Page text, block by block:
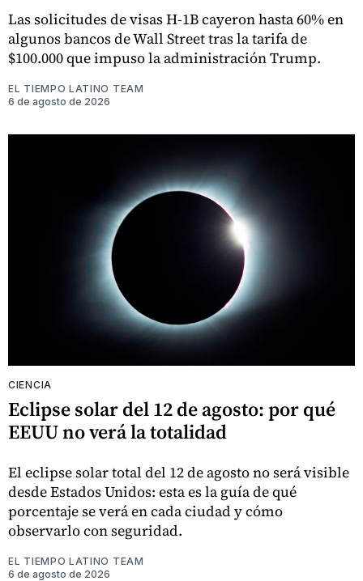
Las solicitudes de visas H-1B cayeron hasta 60% en
algunos bancos de Wall Street tras la tarifa de
$100.000 que impuso la administración Trump.
EL TIEMPO LATINO TEAM
6 de agosto de 2026
CIENCIA
Eclipse solar del 12 de agosto: por qué
EEUU no verá la totalidad
El eclipse solar total del 12 de agosto no será visible
desde Estados Unidos: esta es la guía de qué
porcentaje se verá en cada ciudad y cómo
observarlo con seguridad.
EL TIEMPO LATINO TEAM
6 de agosto de 2026